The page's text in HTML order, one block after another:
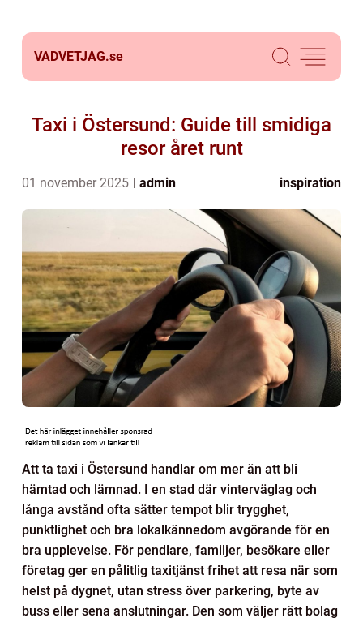
VADVETJAG.se
Taxi i Östersund: Guide till smidiga
resor året runt
01 november 2025 admin inspiration
Att ta taxi i Östersund handlar om mer än att bli
hämtad och lämnad. I en stad där vinterväglag och
långa avstånd ofta sätter tempot blir trygghet,
punktlighet och bra lokalkännedom avgörande för en
bra upplevelse. För pendlare, familjer, besökare eller
företag ger en pålitlig taxitjänst frihet att resa när som
helst på dygnet, utan stress över parkering, byte av
buss eller sena anslutningar. Den som väljer rätt bolag